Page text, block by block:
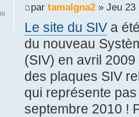
par tamalgna2» Jeu 23
Le site du SIVa
du nouveau
(SIV) en avril
des plaques SIV
qui représente
septembre 2010 !